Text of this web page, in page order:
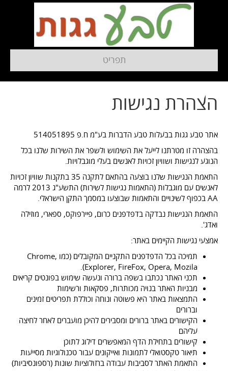
תפריט
הצהרת נגישות
אתר טבע גגות בבעלות טבע הדברות בע"מ ח.פ 514051895
בהצהרה זו מטרתנו לייעל את השימוש ולשפר את השירות שלנו בכל
הנוגע לנגישות ושוויון זכויות לאנשים בעלי מוגבלויות.
התאמת הנגישות שלנו בוצעה בהתאם לתקנה 35 בתקנות שוויון זכויות
לאנשים עם מוגבלות (התאמות נגישות לשירות) התשע"ג 2013 לרמה
AA בכפוף לשינויים והתאמות שבוצעו במסמך התקן הישראלי.
התאמת הנגישות נבדקה בדפדפנים כרום, פיירפוקס, ספארי, מוזילה
ואדג'.
אמצעי נגישות הקיימים באתר:
תמיכה בכל הדפדפנים התקניים המקובלים (כמו Chrome,
Explorer, FireFox, Opera, Mozila).
תכני האתר נכתבו בשפה ברורה ונעשה שימוש בפונטים קריאים
מבניות האתר בנויה מכותרות, פסקאות ורשימות
התמצאות באתר היא פשוטה ונוחה וכוללת תפריטים זמינים
וברורים
הקישורים באתר ברורים ומסבירים להיכן מועברים לאחר לחיצה
עליהם
קישורים בתחילת הדף המאפשרים דילוג לתוכן
תיאור טקסטואלי לתמונות ואייקונים עבור טכנולוגיות מסייעות
התאמת האתר לסביבות עבודה ברזולוציות שונות (רספונסיביות)